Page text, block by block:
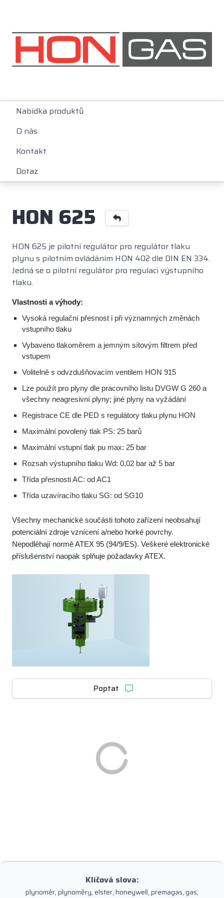
Nabídka produktů
O nás
Kontakt
Dotaz
HON 625
HON 625 je pilotní regulátor pro regulátor tlaku
plynu s pilotním ovládáním HON 402 dle DIN EN 334.
Jedná se o pilotní regulátor pro regulaci výstupního
tlaku.
Vlastnosti a výhody:
Vysoká regulační přesnost i při významných změnách
vstupního tlaku
Vybaveno tlakoměrem a jemným sítovým filtrem před
vstupem
Volitelně s odvzdušňovacím ventilem HON 915
Lze použít pro plyny dle pracovního listu DVGW G 260 a
všechny neagresivní plyny; jiné plyny na vyžádání
Registrace CE dle PED s regulátory tlaku plynu HON
Maximální povolený tlak PS: 25 barů
Maximální vstupní tlak pu max: 25 bar
Rozsah výstupního tlaku Wd: 0,02 bar až 5 bar
Třída přesnosti AC: od AC1
Třída uzavíracího tlaku SG: od SG10
Všechny mechanické součásti tohoto zařízení neobsahují
potenciální zdroje vznícení a/nebo horké povrchy.
Nepodléhají normě ATEX 95 (94/9/ES). Veškeré elektronické
příslušenství naopak splňuje požadavky ATEX.
Poptat
Klíčová slova:
plynoměr, plynoměry, elster, honeywell, premagas, gas,